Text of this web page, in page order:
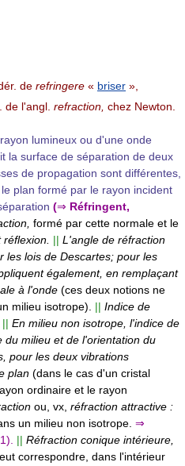
de refringere « briser »,
de l'angl. refraction, chez Newton.
lumineux ou d'une onde
la surface de séparation de deux
de propagation sont différentes,
plan formé par le rayon incident
(⇒ Réfringent,
formé par cette normale et le
réflexion. || L'angle de réfraction
les lois de Descartes; pour les
également, en remplaçant
à l'onde (ces deux notions ne
milieu isotrope). || Indice de
|| En milieu non isotrope, l'indice de
milieu et de l'orientation du
pour les deux vibrations
plan (dans le cas d'un cristal
ordinaire et le rayon
ou, vx, réfraction attractive :
un milieu non isotrope. ⇒
|| Réfraction conique intérieure,
correspondre, dans l'intérieur